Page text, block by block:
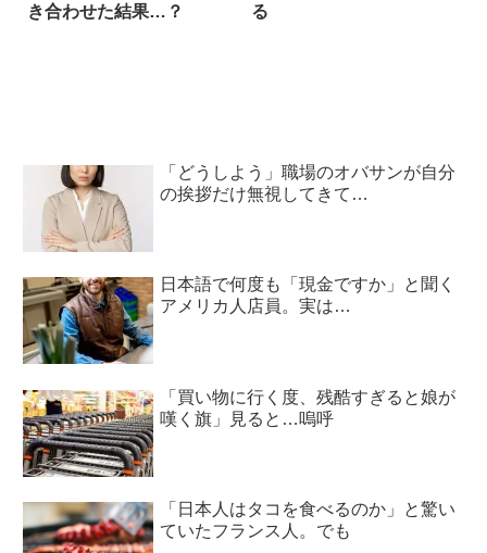
き合わせた結果…？
る
「どうしよう」職場のオバサンが自分
の挨拶だけ無視してきて…
日本語で何度も「現金ですか」と聞く
アメリカ人店員。実は…
「買い物に行く度、残酷すぎると娘が
嘆く旗」見ると…嗚呼
「日本人はタコを食べるのか」と驚い
ていたフランス人。でも